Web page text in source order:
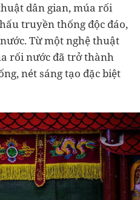
dân gian, múa rối
truyền thống độc đáo,
Từ một nghệ thuật
rối nước đã trở thành
nét sáng tạo đặc biệt